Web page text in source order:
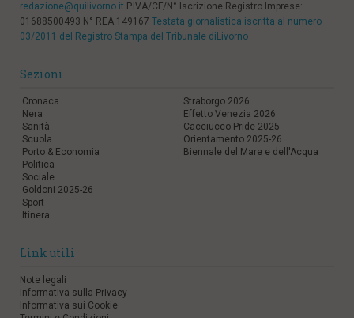
redazione@quilivorno.it P.IVA/CF/N° Iscrizione Registro Imprese:
01688500493 N° REA 149167 Testata giornalistica iscritta al numero
03/2011 del Registro Stampa del Tribunale diLivorno
Sezioni
Cronaca
Nera
Sanità
Scuola
Porto & Economia
Politica
Sociale
Goldoni 2025-26
Sport
Itinera
Straborgo 2026
Effetto Venezia 2026
Cacciucco Pride 2025
Orientamento 2025-26
Biennale del Mare e dell'Acqua
Link utili
Note legali
Informativa sulla Privacy
Informativa sui Cookie